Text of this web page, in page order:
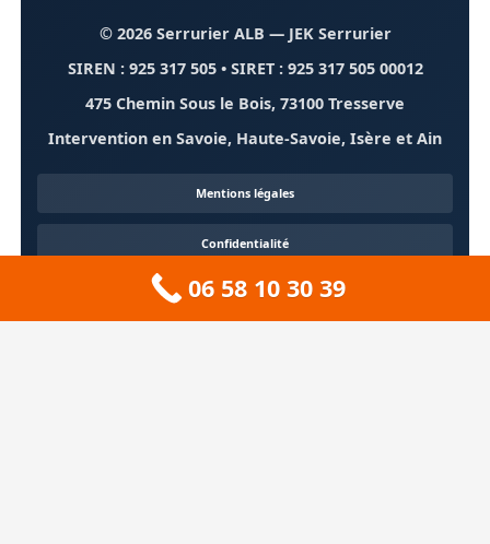
© 2026 Serrurier ALB — JEK Serrurier
SIREN : 925 317 505 • SIRET : 925 317 505 00012
475 Chemin Sous le Bois, 73100 Tresserve
Intervention en Savoie, Haute-Savoie, Isère et Ain
Mentions légales
Confidentialité
Contact
06 58 10 30 39